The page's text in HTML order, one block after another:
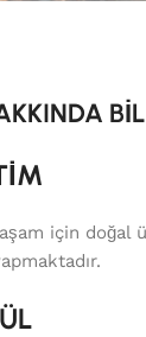
için doğal